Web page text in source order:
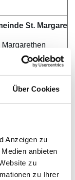
Über Cookies
Anzeigen zu
anbieten
zu
zu Ihrer
St.
Teichgasse,